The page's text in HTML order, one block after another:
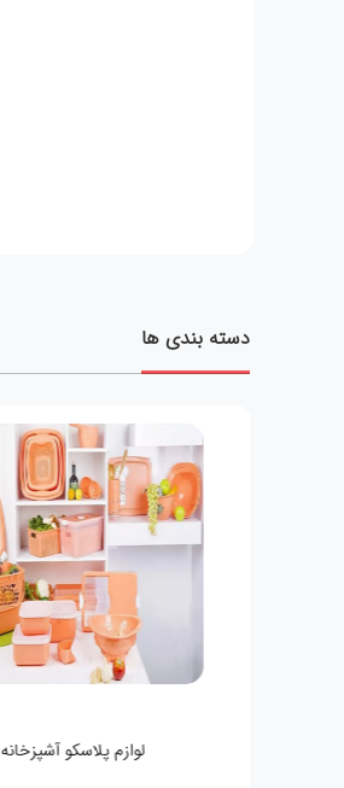
دسته بندی ها
لوازم پلاسکو آشپزخانه